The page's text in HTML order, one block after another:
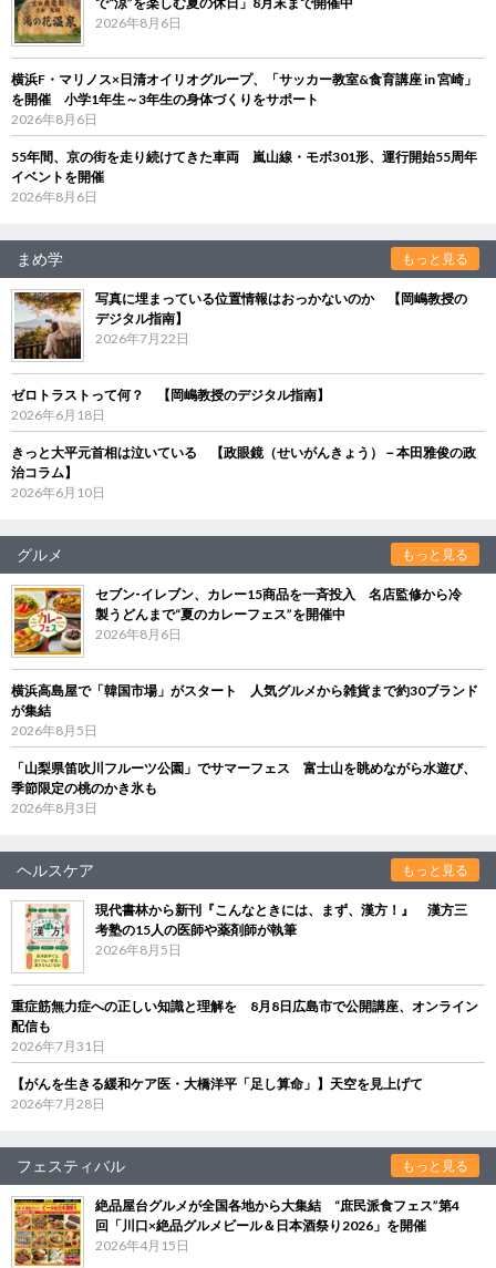
2026年8月6日
横浜F・マリノス×日清オイリオグループ、「サッカー教室&食育講座 in 宮崎」
を開催 小学1年生～3年生の身体づくりをサポート
2026年8月6日
55年間、京の街を走り続けてきた車両 嵐山線・モボ301形、運行開始55周年
イベントを開催
2026年8月6日
まめ学 もっと見る
写真に埋まっている位置情報はおっかないのか 【岡嶋教授の
デジタル指南】
2026年7月22日
ゼロトラストって何？ 【岡嶋教授のデジタル指南】
2026年6月18日
きっと大平元首相は泣いている 【政眼鏡（せいがんきょう）－本田雅俊の政
治コラム】
2026年6月10日
グルメ もっと見る
セブン‐イレブン、カレー15商品を一斉投入 名店監修から冷
製うどんまで“夏のカレーフェス”を開催中
2026年8月6日
横浜高島屋で「韓国市場」がスタート 人気グルメから雑貨まで約30ブランド
が集結
2026年8月5日
「山梨県笛吹川フルーツ公園」でサマーフェス 富士山を眺めながら水遊び、
季節限定の桃のかき氷も
2026年8月3日
ヘルスケア もっと見る
現代書林から新刊『こんなときには、まず、漢方！』 漢方三
考塾の15人の医師や薬剤師が執筆
2026年8月5日
重症筋無力症への正しい知識と理解を 8月8日広島市で公開講座、オンライン
配信も
2026年7月31日
【がんを生きる緩和ケア医・大橋洋平「足し算命」】天空を見上げて
2026年7月28日
フェスティバル もっと見る
絶品屋台グルメが全国各地から大集結 “庶民派食フェス”第4
回「川口×絶品グルメビール＆日本酒祭り2026」を開催
2026年4月15日